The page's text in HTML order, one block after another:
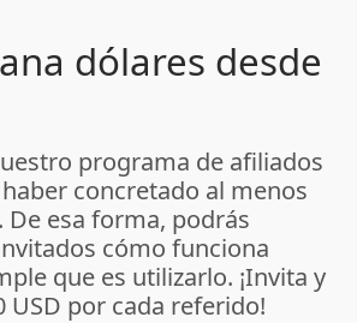
dólares desde
programa de afiliados
concretado al menos
De esa forma, podrás
cómo funciona
que es utilizarlo. ¡Invita y
USD por cada referido!